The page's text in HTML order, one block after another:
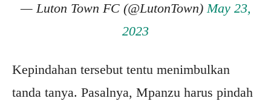
— Luton Town FC (@LutonTown)May 23,
2023
Kepindahan tersebut tentu menimbulkan
tanda tanya. Pasalnya, Mpanzu harus pindah